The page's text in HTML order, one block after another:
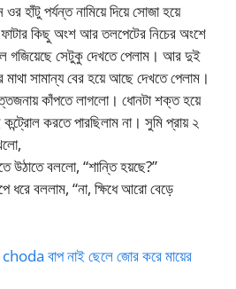
হাঁটু পর্যন্ত নামিয়ে দিয়ে সোজা হয়ে
কিছু অংশ আর তলপেটের নিচের অংশে
গজিয়েছে সেটুকু দেখতে পেলাম। আর দুই
মাথা সামান্য বের হয়ে আছে দেখতে পেলাম।
কাঁপতে লাগলো। ধোনটা শক্ত হয়ে
করতে পারছিলাম না। সুমি প্রায় ২
উঠাতে বললো, “শান্তি হয়ছে?”
ধরে বললাম, “না, ক্ষিধে আরো বেড়ে
বাপ নাই ছেলে জোর করে মায়ের